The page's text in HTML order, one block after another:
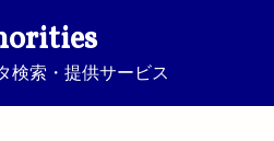
検索・提供サービス